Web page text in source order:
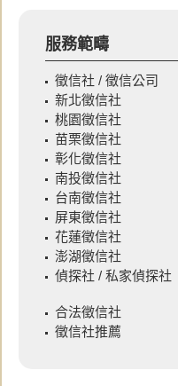
服務範疇
徵信社 / 徵信公司
新北徵信社
桃園徵信社
苗栗徵信社
彰化徵信社
南投徵信社
台南徵信社
屏東徵信社
花蓮徵信社
澎湖徵信社
偵探社 / 私家偵探社
合法徵信社
徵信社推薦